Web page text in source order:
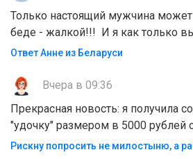
Только настоящий мужчина
беде - жалкой!!! И я как только
Ответ Анне из Беларуси
Вчера в 09:36
Прекрасная новость: я получила
"удочку" размером в 5000 рублей
Рискну попросить не милостыню, а